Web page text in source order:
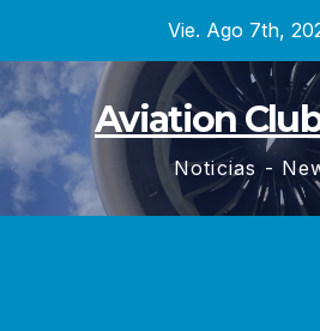
contenido
Vie. Ago 7th,
Aviation
Noticias -